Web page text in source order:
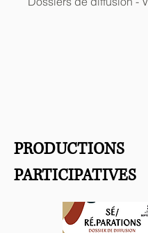
PRODUCTIONS
PARTICIPATIVES